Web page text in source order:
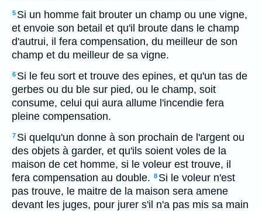
5 Si un homme fait brouter un champ ou une vigne,
et envoie son betail et qu'il broute dans le champ
d'autrui, il fera compensation, du meilleur de son
champ et du meilleur de sa vigne.
6 Si le feu sort et trouve des epines, et qu'un tas de
gerbes ou du ble sur pied, ou le champ, soit
consume, celui qui aura allume l'incendie fera
pleine compensation.
7 Si quelqu'un donne à son prochain de l'argent ou
des objets à garder, et qu'ils soient voles de la
maison de cet homme, si le voleur est trouve, il
fera compensation au double. 8 Si le voleur n'est
pas trouve, le maitre de la maison sera amene
devant les juges, pour jurer s'il n'a pas mis sa main